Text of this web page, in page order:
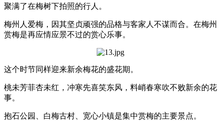
聚满了在梅树下拍照的行人。
梅州人爱梅，因其坚贞顽强的品格与客家人不谋而合。在梅州
赏梅是再应情应景不过的赏心乐事。
这个时节同样迎来新余梅花的盛花期。
桃未芳菲杏未红，冲寒先喜笑东风，料峭春寒吹不败新余的花
事。
抱石公园、白梅古村、宽心小镇是集中赏梅的主要景点。